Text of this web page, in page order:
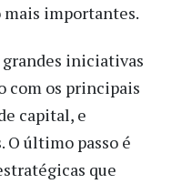
mais importantes.
iniciativas
com os principais
capital, e
O último passo é
que